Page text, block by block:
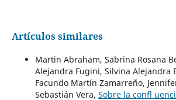
Artículos similares
Martin Abraham, Sabrina Rosana
Alejandra Fugini, Silvina Alejandra
Facundo Martín Zamarreño,
Sebastián Vera, Sobre la confl